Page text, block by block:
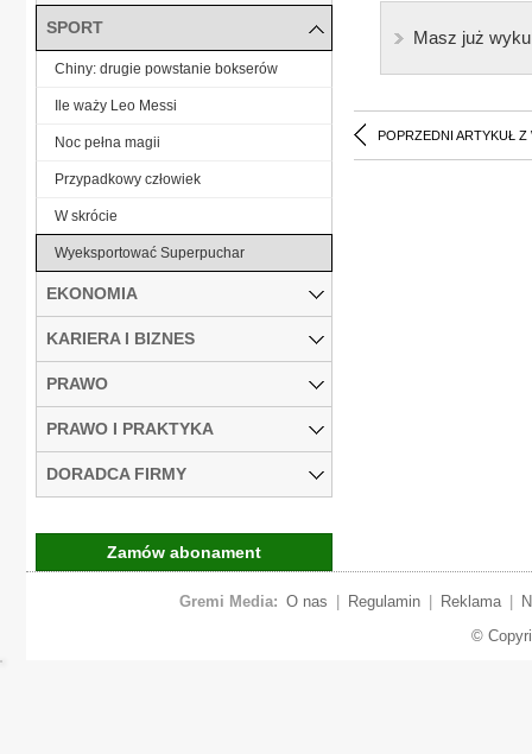
Masz już
POPRZEDNI ARTYKUŁ Z
SPORT
Chiny: drugie powstanie bokserów
Ile waży Leo Messi
Noc pełna magii
Przypadkowy człowiek
W skrócie
Wyeksportować Superpuchar
EKONOMIA
KARIERA I BIZNES
PRAWO
PRAWO I PRAKTYKA
DORADCA FIRMY
Zamów abonament
Gremi Media: O nas Regulamin Reklama
©